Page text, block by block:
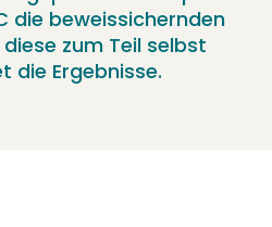
die beweissichernden
zum Teil selbst
die Ergebnisse.